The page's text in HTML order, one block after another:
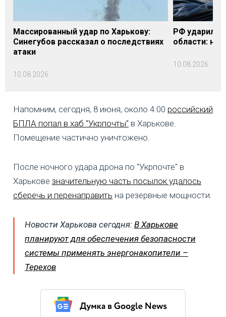
Массированный удар по Харькову:
Синегубов рассказал о последствиях
атаки
10.08.2026
РФ ударила
области: на
10.08.2026
Напомним, сегодня, 8 июня, около 4:00 российский
БПЛА попал в хаб "Укрпочты" в Харькове.
Помещение частично уничтожено.
После ночного удара дрона по "Укрпочте" в
Харькове значительную часть посылок удалось
сберечь и перенаправить на резервные мощности.
Новости Харькова сегодня: В Харькове
планируют для обеспечения безопасности
системы применять энергонакопители –
Терехов